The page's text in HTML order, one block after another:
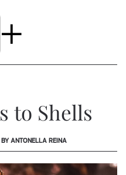
to Shells
ANTONELLA REINA